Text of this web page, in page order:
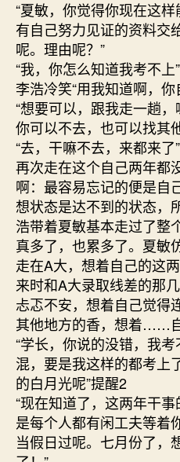
“夏敏，你觉得你现在这
有自己努力见证的资料交
呢。理由呢？”
“我，你怎么知道我考不上”
李浩冷笑“用我知道啊，
“想要可以，跟我走一趟，
你可以不去，也可以找其
“去，干嘛不去，来都来了”
再次走在这个自己两年都
啊：最容易忘记的便是自
想状态是达不到的状态，
浩带着夏敏基本走过了整
真多了，也累多了。夏敏
走在A大，想着自己的这
来时和A大录取线差的那
忐忑不安，想着自己觉得
其他地方的香，想着……
“学长，你说的没错，我
混，要是我这样的都考上
的白月光呢”提醒2
“现在知道了，这两年干
是每个人都有闲工夫等着
当假日过呢。七月份了，